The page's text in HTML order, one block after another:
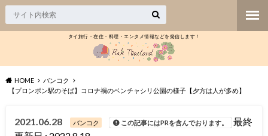
タイ旅行・在住・料理・エンタメ情報などを発信します！
HOME
バンコク
【プロンポン駅のそば】コロナ禍のベンチャシリ公園の様子【夕方は人が多め】
2021.06.28 バンコク この記事にはPRを含んでおります。
最終